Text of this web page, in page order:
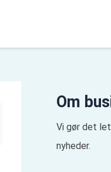
Om
Vi gør det
nyheder.